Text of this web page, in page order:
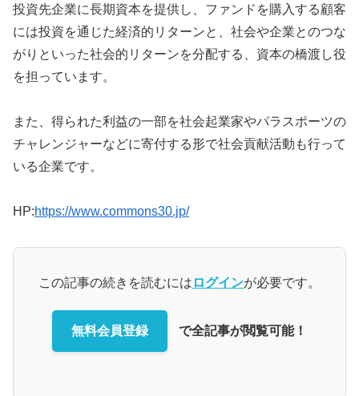
投資先企業に長期資本を提供し、ファンドを購入する顧客
には投資を通じた経済的リターンと、社会や企業とのつな
がりといった社会的リターンを分配する、資本の橋渡し役
を担っています。
また、得られた利益の一部を社会起業家やパラスポーツの
チャレンジャーなどに寄付する形で社会貢献活動も行って
いる企業です。
HP:https://www.commons30.jp/
この記事の続きを読むには ログインが必要です。
無料会員登録 で全記事が閲覧可能！